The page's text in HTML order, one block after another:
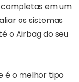
em um
os sistemas
o Airbag do seu
é o melhor tipo